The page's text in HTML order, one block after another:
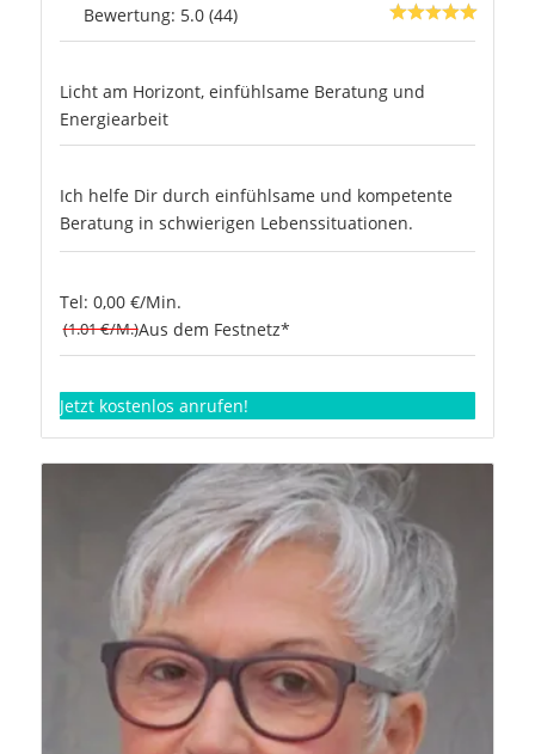
Bewertung: 5.0 (44)
Licht am Horizont, einfühlsame Beratung und
Energiearbeit
Ich helfe Dir durch einfühlsame und kompetente
Beratung in schwierigen Lebenssituationen.
Tel: 0,00 €/Min.
(1.01 €/M.)Aus dem Festnetz*
Jetzt kostenlos anrufen!